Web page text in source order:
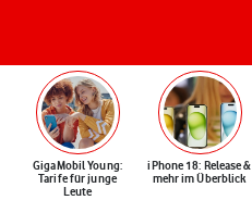
GigaMobil Young:
Tarife für junge
Leute
iPhone 18: Release &
mehr im Überblick